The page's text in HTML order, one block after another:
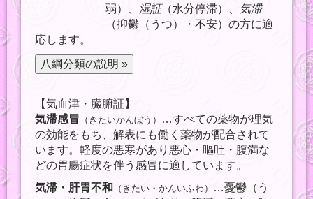
弱）、
湿証（水分停滞）、
気滞
（抑鬱（うつ）・不安）の方に適
応します。
【気血津・臓腑証】
気滞感冒 （きたいかんぼう）
…すべての薬物が理気
の効能をもち、解表にも働く薬物が配合されて
います。軽度の悪寒があり悪心・嘔吐・腹満な
どの胃腸症状を伴う感冒に適しています。
気滞・肝胃不和
（きたい・かんいふわ）
…憂鬱（う